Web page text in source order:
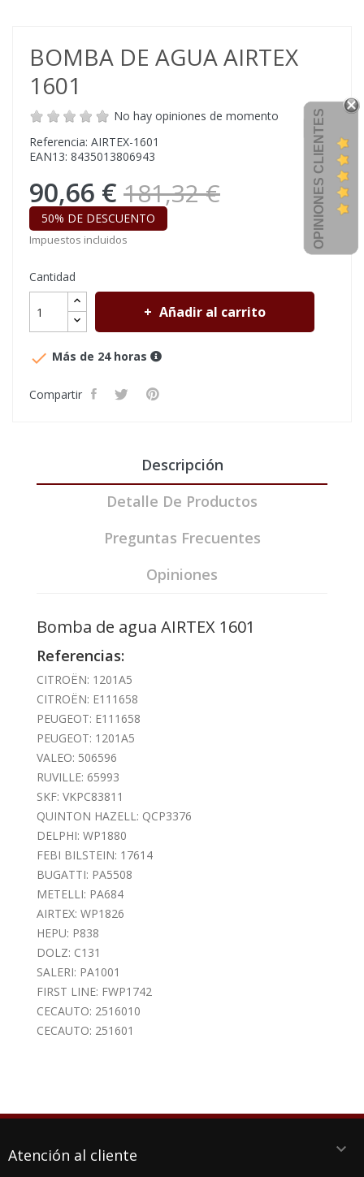
BOMBA DE AGUA AIRTEX
1601
No hay opiniones de momento
Referencia: AIRTEX-1601
EAN13: 8435013806943
90,66 € 181,32 €
50% DE DESCUENTO
Impuestos incluidos
Cantidad
Añadir al carrito
 Más de 24 horas
Compartir
Descripción
Detalle De Productos
Preguntas Frecuentes
Opiniones
Bomba de agua AIRTEX 1601
Referencias:
CITROËN: 1201A5
CITROËN: E111658
PEUGEOT: E111658
PEUGEOT: 1201A5
VALEO: 506596
RUVILLE: 65993
SKF: VKPC83811
QUINTON HAZELL: QCP3376
DELPHI: WP1880
FEBI BILSTEIN: 17614
BUGATTI: PA5508
METELLI: PA684
AIRTEX: WP1826
HEPU: P838
DOLZ: C131
SALERI: PA1001
FIRST LINE: FWP1742
CECAUTO: 2516010
CECAUTO: 251601
Atención al cliente keyboard_arrow_down
OPINIONES CLIENTES